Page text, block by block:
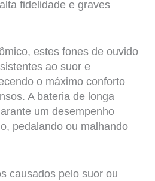
fidelidade e graves
estes fones de ouvido
ao suor e
o máximo conforto
A bateria de longa
um desempenho
pedalando ou malhando
causados pelo suor ou